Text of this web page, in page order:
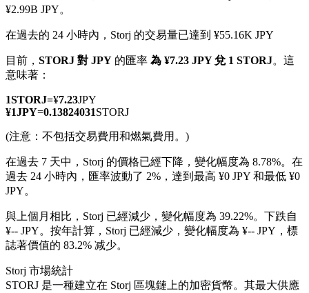
幣本位永續
以數字貨幣為保證金的永續合約
美股、外匯、貴金屬及大宗商品衍生性商品
USDC永續
多種以USDC結算的永續合約
¥2.99B JPY。
在過去的 24 小時內，Storj 的交易量已達到 ¥55.16K JPY
目前， STORJ 對 JPY 的匯率 為 ¥7.23 JPY 兌 1 STORJ。這
意味著：
1STORJ=¥7.23JPY
¥1JPY=0.13824031STORJ
(注意：不包括交易費用和燃氣費用。)
在過去 7 天中，Storj 的價格已經下降，變化幅度為 8.78%。 在
過去 24 小時內，匯率波動了 2%，達到最高 ¥0 JPY 和最低 ¥0
JPY。
與上個月相比，Storj 已經減少，變化幅度為 39.22%。下跌自
¥-- JPY。 按年計算，Storj 已經減少，變化幅度為 ¥-- JPY，標
誌著價值的 83.2% 减少。
Storj 市場統計
STORJ 是一種建立在 Storj 區塊鏈上的加密貨幣。其最大供應